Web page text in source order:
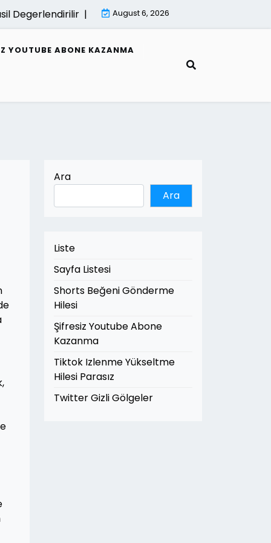
|E Fatura Hata Mesajlari Ve Cozumleri |
August 6, 2026
YOUTUBE ABONE KAZANMA
Ara
Ara
Liste
Sayfa Listesi
Shorts Beğeni Gönderme
Hilesi
Şifresiz Youtube Abone
Kazanma
Tiktok Izlenme Yükseltme
Hilesi Parasız
Twitter Gizli Gölgeler